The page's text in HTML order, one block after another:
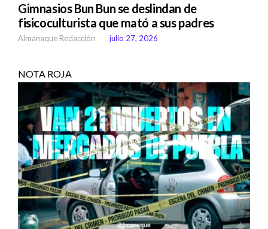
Gimnasios Bun Bun se deslindan de
fisicoculturista que mató a sus padres
Almanaque Redacción julio 27, 2026
NOTA ROJA